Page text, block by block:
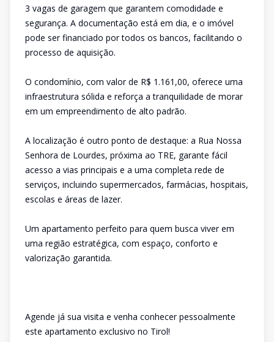
3 vagas de garagem que garantem comodidade e
segurança. A documentação está em dia, e o imóvel
pode ser financiado por todos os bancos, facilitando o
processo de aquisição.
O condomínio, com valor de R$ 1.161,00, oferece uma
infraestrutura sólida e reforça a tranquilidade de morar
em um empreendimento de alto padrão.
A localização é outro ponto de destaque: a Rua Nossa
Senhora de Lourdes, próxima ao TRE, garante fácil
acesso a vias principais e a uma completa rede de
serviços, incluindo supermercados, farmácias, hospitais,
escolas e áreas de lazer.
Um apartamento perfeito para quem busca viver em
uma região estratégica, com espaço, conforto e
valorização garantida.
Agende já sua visita e venha conhecer pessoalmente
este apartamento exclusivo no Tirol!